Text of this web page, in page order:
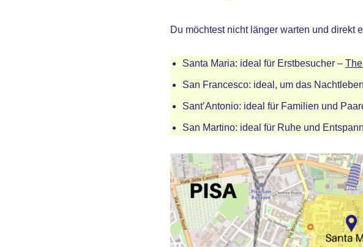
Du möchtest nicht länger warten und direkt
Santa Maria: ideal für Erstbesucher –
San Francesco: ideal, um das
Sant’Antonio: ideal für Familien und
San Martino: ideal für Ruhe und